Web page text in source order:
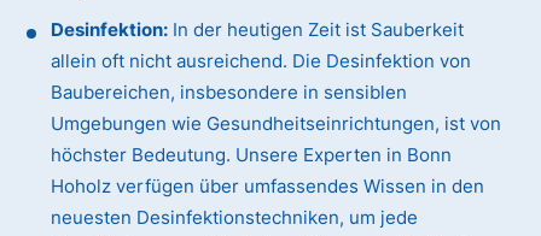
Desinfektion: In der heutigen Zeit ist Sauberkeit
allein oft nicht ausreichend. Die Desinfektion von
Baubereichen, insbesondere in sensiblen
Umgebungen wie Gesundheitseinrichtungen, ist von
höchster Bedeutung. Unsere Experten in Bonn
Hoholz verfügen über umfassendes Wissen in den
neuesten Desinfektionstechniken, um jede